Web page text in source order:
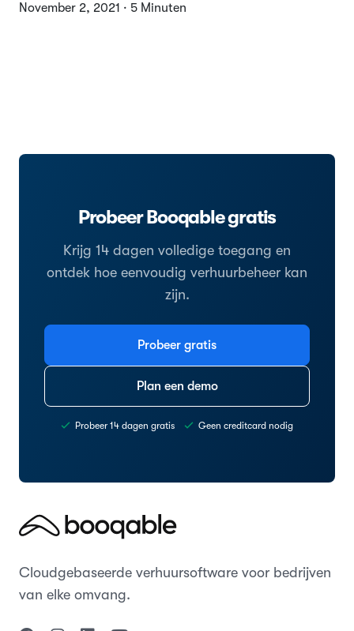
November 2, 2021 · 5 Minuten
Probeer Booqable gratis
Krijg 14 dagen volledige toegang en
ontdek hoe eenvoudig verhuurbeheer kan
zijn.
Probeer gratis
Plan een demo
Probeer 14 dagen gratis Geen creditcard nodig
Cloudgebaseerde verhuursoftware voor bedrijven
van elke omvang.